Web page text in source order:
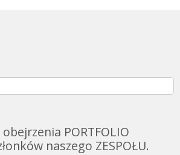
PORTFOLIO
naszego ZESPOŁU.